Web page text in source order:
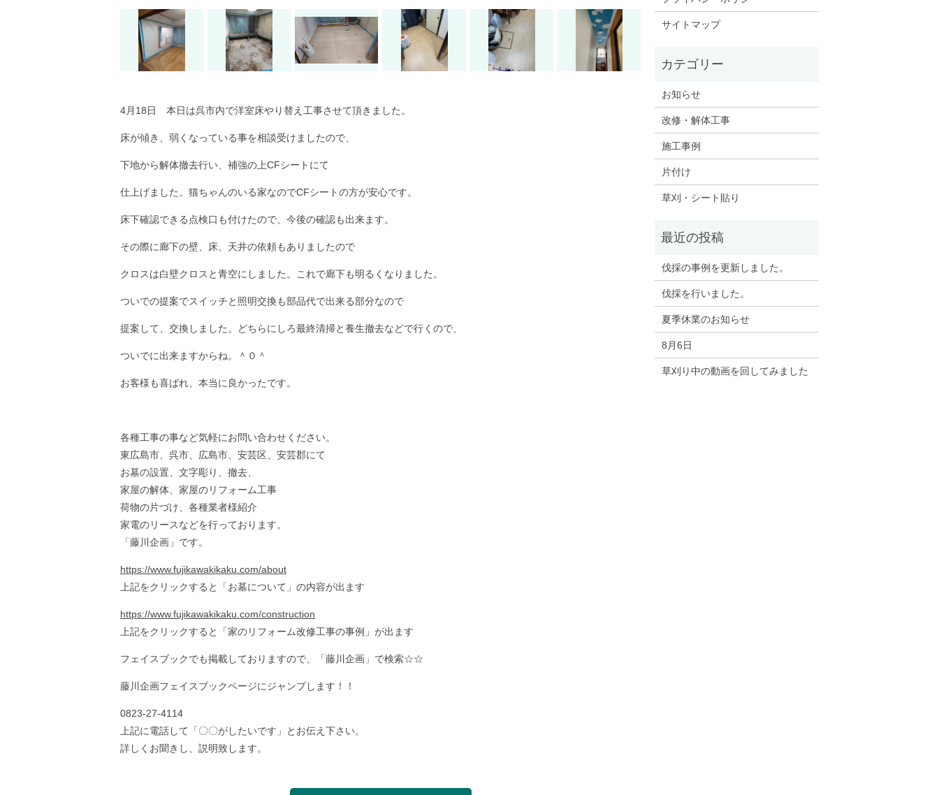
4月18日 本日は呉市内で洋室床やり替え工事させて頂きました。
床が傾き、弱くなっている事を相談受けましたので、
下地から解体撤去行い、補強の上CFシートにて
仕上げました。猫ちゃんのいる家なのでCFシートの方が安心です。
床下確認できる点検口も付けたので、今後の確認も出来ます。
その際に廊下の壁、床、天井の依頼もありましたので
クロスは白壁クロスと青空にしました。これで廊下も明るくなりました。
ついでの提案でスイッチと照明交換も部品代で出来る部分なので
提案して、交換しました。どちらにしろ最終清掃と養生撤去などで行くので、
ついでに出来ますからね。＾０＾
お客様も喜ばれ、本当に良かったです。
各種工事の事など気軽にお問い合わせください。
東広島市、呉市、広島市、安芸区、安芸郡にて
お墓の設置、文字彫り、撤去、
家屋の解体、家屋のリフォーム工事
荷物の片づけ、各種業者様紹介
家電のリースなどを行っております。
「藤川企画」です。
https://www.fujikawakikaku.com/about
上記をクリックすると「お墓について」の内容が出ます
https://www.fujikawakikaku.com/construction
上記をクリックすると「家のリフォーム改修工事の事例」が出ます
フェイスブックでも掲載しておりますので、「藤川企画」で検索☆☆
藤川企画フェイスブックページにジャンプします！！
0823-27-4114
上記に電話して「〇〇がしたいです」とお伝え下さい。
詳しくお聞きし、説明致します。
サイトマップ
お知らせ
改修・解体工事
施工事例
片付け
草刈・シート貼り
伐採の事例を更新しました。
伐採を行いました。
夏季休業のお知らせ
8月6日
草刈り中の動画を回してみました